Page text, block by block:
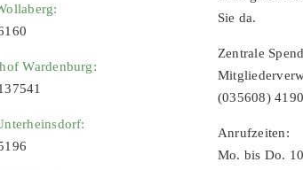
Wardenburg:
Sie da.
Zentrale
(035608)
Anrufzeiten:
Mo. bis Do.